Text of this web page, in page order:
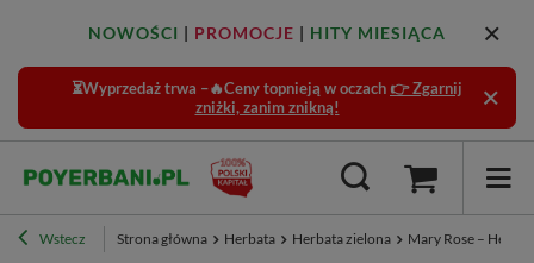
NOWOŚCI | PROMOCJE | HITY MIESIĄCA
⏳Wyprzedaż trwa –🔥Ceny topnieją w oczach 👉 Zgarnij
zniżki, zanim znikną!
Wstecz Strona główna Herbata Herbata zielona Mary Rose –